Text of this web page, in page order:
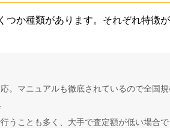
つか種類があります。それぞれ特徴
。マニュアルも徹底されているので全国規
うことも多く、大手で査定額が低い場合で